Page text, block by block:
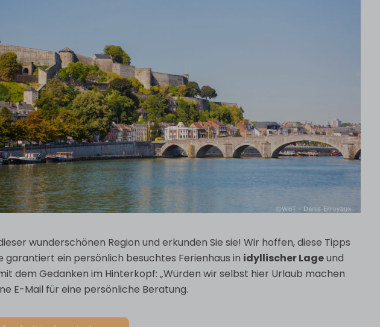
wunderschönen Region und erkunden Sie sie! Wir hoffen, diese Tipps
garantiert ein persönlich besuchtes Ferienhaus in idyllischer Lageund
dem Gedanken im Hinterkopf: „Würden wir selbst hier Urlaub machen
E-Mail für eine persönliche Beratung.